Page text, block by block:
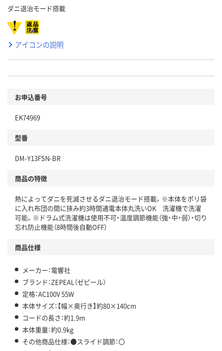
ダニ退治モード搭載
アイコンの説明
お申込番号
EK74969
型番
DM-Y13FSN-BR
商品の特徴
熱によってダニを死滅させるダニ退治モード搭載。※本体をポリ袋
に入れ布団の間に挟み約3時間通電本体丸洗いOK 洗濯機で洗濯
可能。※ドラム式洗濯機は使用不可・温度調節機能（強・中・弱）・切り
忘れ防止機能（8時間後自動OFF）
商品仕様
メーカー：電響社
ブランド：ZEPEAL（ゼピール）
定格：AC100V 55W
本体サイズ：【幅×奥行き】約80×140cm
コードの長さ：約1.9m
本体重量：約0.9kg
その他商品仕様：●スライド調節：〇